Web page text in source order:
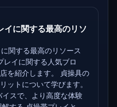
に関する最高のリソ
関する最高のリソース
レイに関する人気ブロ
を紹介します。 貞操具の
ットについて学びます。
スで、より高度な体験